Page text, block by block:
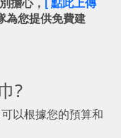
為您提供免費建
?
以根據您的預算和